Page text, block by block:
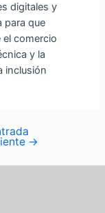
digitales y
para que
comercio
y la
inclusión
→